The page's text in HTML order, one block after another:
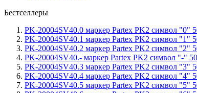
Бестселлеры
PK-20004SV40.0 маркер Partex PK2 символ "0"
PK-20004SV40.1 маркер Partex PK2 символ "1"
PK-20004SV40.2 маркер Partex PK2 символ "2"
PK-20004SV40.- маркер Partex PK2 символ "-"
PK-20004SV40.3 маркер Partex PK2 символ "3"
PK-20004SV40.4 маркер Partex PK2 символ "4"
PK-20004SV40.5 маркер Partex PK2 символ "5"